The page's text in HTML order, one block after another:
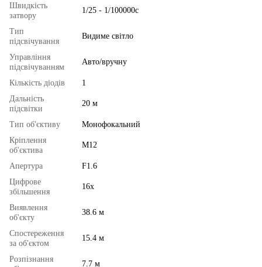
Швидкість
затвору
1/25 - 1/100000с
Тип
підсвічування
Видиме світло
Управління
підсвічуванням
Авто/вручну
Кількість діодів
1
Дальність
підсвітки
20 м
Тип об'єктиву
Монофокальний
Кріплення
об'єктива
М12
Апертура
F1.6
Цифрове
збільшення
16x
Виявлення
об'єкту
38.6 м
Спостереження
за об'єктом
15.4 м
Розпізнання
7.7 м